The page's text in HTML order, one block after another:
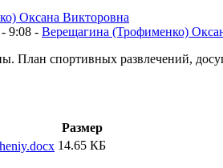
9:08 - Верещагина (Трофименко)
План спортивных развлечений,
Размер
14.65 КБ